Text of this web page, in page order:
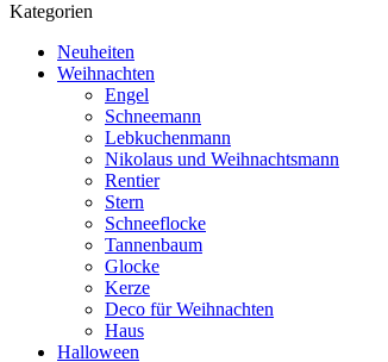
Kategorien
Neuheiten
Weihnachten
Engel
Schneemann
Lebkuchenmann
Nikolaus und Weihnachtsmann
Rentier
Stern
Schneeflocke
Tannenbaum
Glocke
Kerze
Deco für Weihnachten
Haus
Halloween